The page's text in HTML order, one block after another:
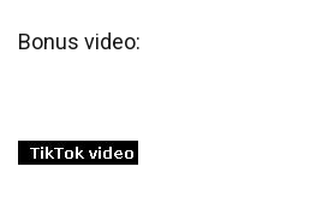
Bonus video: